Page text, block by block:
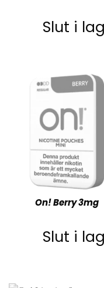
Slut i
On! Berry 3mg
Slut i